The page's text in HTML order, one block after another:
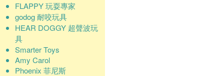
FLAPPY 玩耍專家
godog 耐咬玩具
HEAR DOGGY 超聲波玩
具
Smarter Toys
Amy Carol
Phoenix 菲尼斯